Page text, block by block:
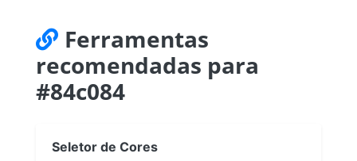
Ferramentas
recomendadas para
#84c084
Seletor de Cores